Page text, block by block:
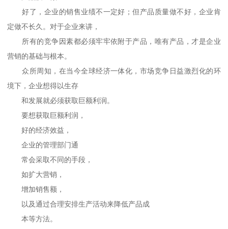
好了，企业的销售业绩不一定好；但产品质量做不好，企业肯
定做不长久。对于企业来讲，
所有的竞争因素都必须牢牢依附于产品，唯有产品，才是企业
营销的基础与根本。
众所周知，在当今全球经济一体化，市场竞争日益激烈化的环
境下，企业想得以生存
和发展就必须获取巨额利润。
要想获取巨额利润，
好的经济效益，
企业的管理部门通
常会采取不同的手段，
如扩大营销，
增加销售额，
以及通过合理安排生产活动来降低产品成
本等方法。